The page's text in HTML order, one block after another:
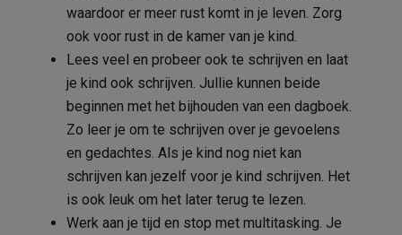
waardoor er meer rust komt in je leven. Zorg
ook voor rust in de kamer van je kind.
Lees veel en probeer ook te schrijven en laat
je kind ook schrijven. Jullie kunnen beide
beginnen met het bijhouden van een dagboek.
Zo leer je om te schrijven over je gevoelens
en gedachtes. Als je kind nog niet kan
schrijven kan jezelf voor je kind schrijven. Het
is ook leuk om het later terug te lezen.
Werk aan je tijd en stop met multitasking. Je